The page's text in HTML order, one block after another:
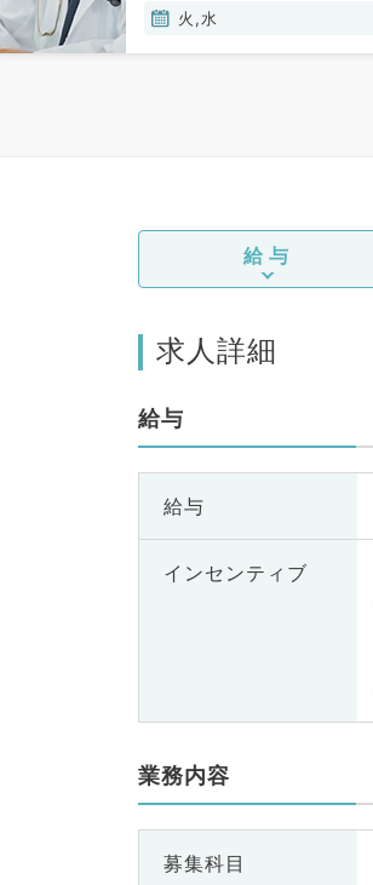
泌・代謝内科、腎臓内科、
火,水
給与
求人詳細
給与
給与
インセンティブ
業務内容
募集科目